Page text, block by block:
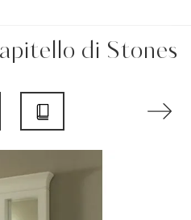
di Stones